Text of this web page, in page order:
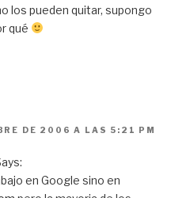
los pueden quitar, supongo
qué
DE 2006 A LAS 5:21 PM
en Google sino en